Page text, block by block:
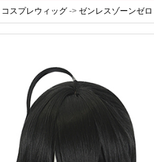
コスプレウィッグ -> ゼンレスゾーンゼロ